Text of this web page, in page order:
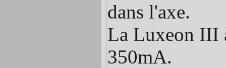
dans l'axe.
La Luxeon III
350mA.